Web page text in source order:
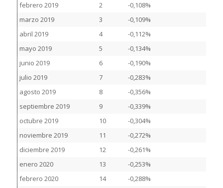
febrero 2019
2
-0,108%
marzo 2019
3
-0,109%
abril 2019
4
-0,112%
mayo 2019
5
-0,134%
junio 2019
6
-0,190%
julio 2019
7
-0,283%
agosto 2019
8
-0,356%
septiembre 2019
9
-0,339%
octubre 2019
10
-0,304%
noviembre 2019
11
-0,272%
diciembre 2019
12
-0,261%
enero 2020
13
-0,253%
febrero 2020
14
-0,288%